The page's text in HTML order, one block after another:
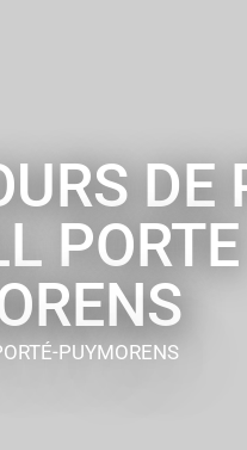
DE
PORTE
PUYMORENS